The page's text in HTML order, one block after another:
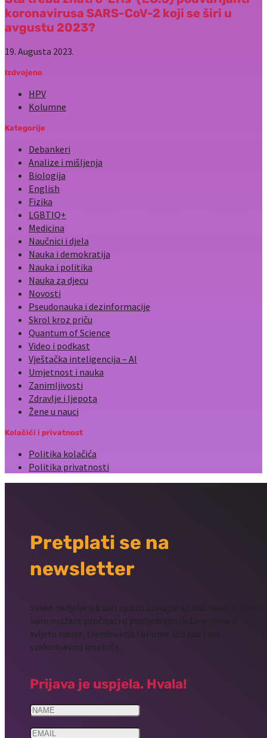
koronavirusa SARS-CoV-2 koji se širi u
avgustu 2023?
19. Augusta 2023.
Izdvojeno
HPV
Kolumne
Kategorije
Debankeri
Analize i mišljenja
Biologija
English
Fizika
LGBTIQ+
Medicina
Naučnici i djela
Nauka i demokratija
Nauka i politika
Nauka za djecu
Novosti
Pseudonauka i dezinformacije
Skrol kroz priču
Quantum of Science
Video i podkast
Vještačka inteligencija – AI
Umjetnost i nauka
Zanimljivosti
Zdravlje i ljepota
Žene u nauci
Kolačići i privatnost
Politika kolačića
Politika privatnosti
Pretplati se na
newsletter
Svake nedjelje u 8 sati ujutro uživajte uz naš newsletter u
kom možete pročitati o posljednjim dešavanjima u
svijetu nauke, trendovima i onome što nas i vas
svakodnevno inspiriše.
Prijava je uspjela. Hvala!